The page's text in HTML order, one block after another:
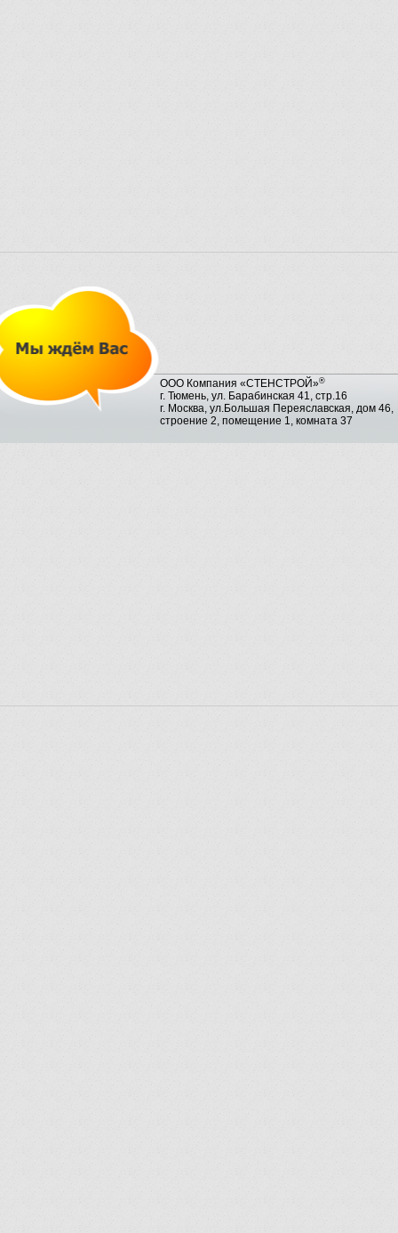
ООО Компания «СТЕНСТРОЙ»®
г. Тюмень, ул. Барабинская 41, стр.16
г. Москва, ул.Большая Переяславская, дом 46,
строение 2, помещение 1, комната 37